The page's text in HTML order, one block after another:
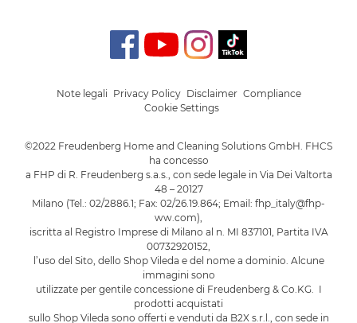
©2022 Freudenberg Home and Cleaning Solutions GmbH. FHCS
ha concesso
a FHP di R. Freudenberg s.a.s., con sede legale in Via Dei Valtorta
48 – 20127
Milano (Tel.: 02/2886.1; Fax: 02/26.19.864; Email: fhp_italy@fhp-
ww.com),
iscritta al Registro Imprese di Milano al n. MI 837101, Partita IVA
00732920152,
l’uso del Sito, dello Shop Vileda e del nome a dominio. Alcune
immagini sono
utilizzate per gentile concessione di Freudenberg & Co.KG. I
prodotti acquistati
sullo Shop Vileda sono offerti e venduti da B2X s.r.l., con sede in
Note legali Privacy Policy Disclaimer Compliance
Cookie Settings